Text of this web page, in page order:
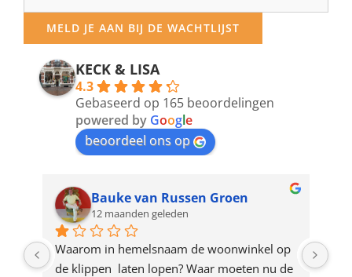
your
email
address
product
MELD JE AAN BIJ DE WACHTLIJST
KECK & LISA
4.3
Gebaseerd op 165 beoordelingen
powered by Google
beoordeel ons op
Bauke van Russen Groen
12 maanden geleden
Waarom in hemelsnaam de woonwinkel op
de klippen  laten lopen? Waar moeten nu de